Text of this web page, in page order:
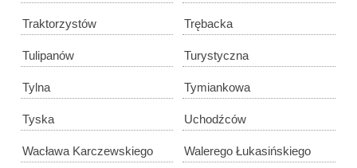
Traktorzystów Trębacka
Tulipanów Turystyczna
Tylna Tymiankowa
Tyska Uchodźców
Wacława Karczewskiego Walerego Łukasińskiego